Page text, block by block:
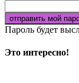
Пароль будет
Это интересно!